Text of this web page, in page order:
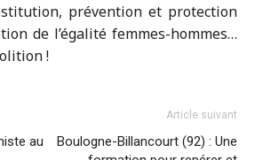
prévention et protection
de l’égalité femmes-hommes…
!
au
Article suivant
Boulogne-Billancourt (92) : Une